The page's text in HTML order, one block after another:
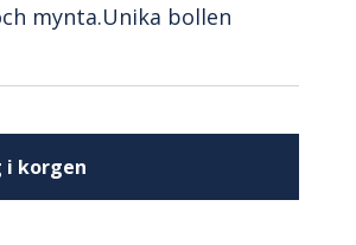
mynta.Unika bollen
i korgen